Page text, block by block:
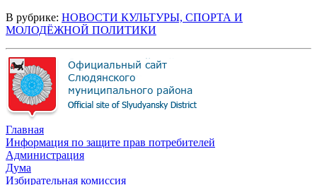
В рубрике: НОВОСТИ КУЛЬТУРЫ, СПОРТА И
МОЛОДЁЖНОЙ ПОЛИТИКИ
Главная
Информация по защите прав потребителей
Администрация
Дума
Избирательная комиссия